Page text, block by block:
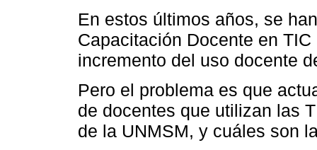
En estos últimos años, se
Capacitación Docente en
incremento del uso docente
Pero el problema es que
de docentes que utilizan las
de la UNMSM, y cuáles son